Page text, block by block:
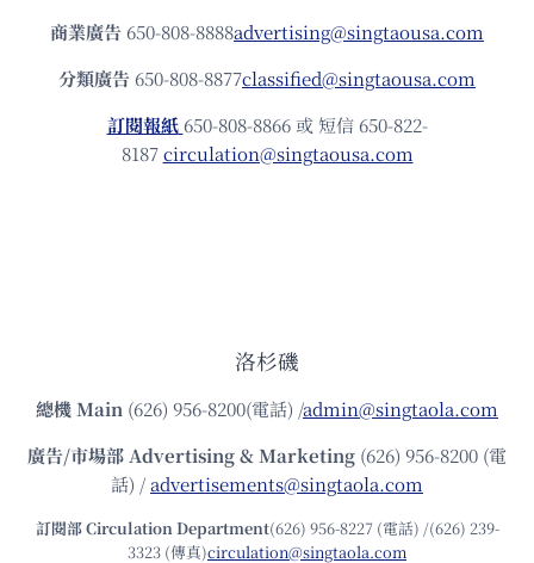
商業廣告 650-808-8888advertising@singtaousa.com
分類廣告 650-808-8877classified@singtaousa.com
訂閱報紙 650-808-8866 或 短信 650-822-
8187circulation@singtaousa.com
洛杉磯
總機Main (626) 956-8200(電話) /admin@singtaola.com
廣告/市場部Advertising & Marketing (626) 956-8200 (電
話) /advertisements@singtaola.com
訂閱部 Circulation Department(626) 956-8227 (電話) /(626) 239-
3323 (傳真)circulation@singtaola.com